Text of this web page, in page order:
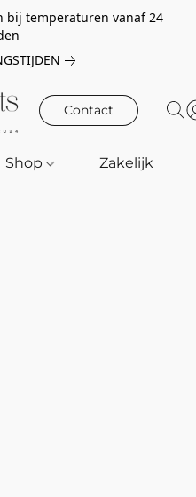
bij temperaturen vanaf 24
Contact
Shop Zakelijk